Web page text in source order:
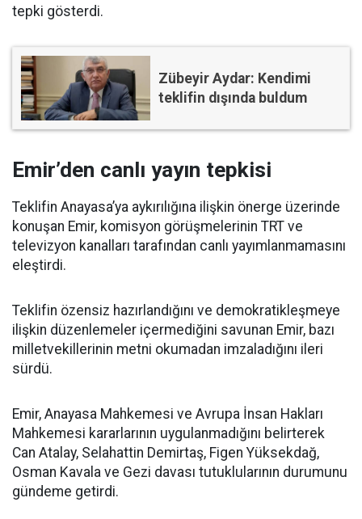
tepki gösterdi.
Zübeyir Aydar: Kendimi
teklifin dışında buldum
Emir’den canlı yayın tepkisi
Teklifin Anayasa’ya aykırılığına ilişkin önerge üzerinde
konuşan Emir, komisyon görüşmelerinin TRT ve
televizyon kanalları tarafından canlı yayımlanmamasını
eleştirdi.
Teklifin özensiz hazırlandığını ve demokratikleşmeye
ilişkin düzenlemeler içermediğini savunan Emir, bazı
milletvekillerinin metni okumadan imzaladığını ileri
sürdü.
Emir, Anayasa Mahkemesi ve Avrupa İnsan Hakları
Mahkemesi kararlarının uygulanmadığını belirterek
Can Atalay, Selahattin Demirtaş, Figen Yüksekdağ,
Osman Kavala ve Gezi davası tutuklularının durumunu
gündeme getirdi.